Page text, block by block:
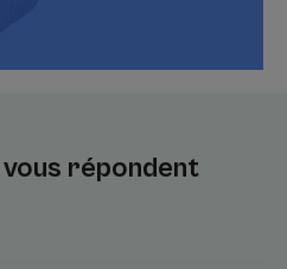
répondent